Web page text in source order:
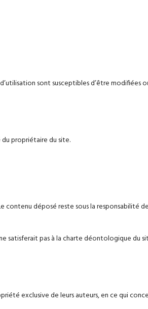
sont susceptibles d’être modifiées
propriétaire du site.
contenu déposé reste sous la responsabilité
satisferait pas à la charte déontologique du
exclusive de leurs auteurs, en ce qui